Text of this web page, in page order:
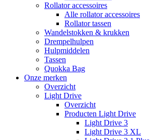
Rollator accessoires
Alle rollator accessoires
Rollator tassen
Wandelstokken & krukken
Drempelhulpen
Hulpmiddelen
Tassen
Quokka Bag
Onze merken
Overzicht
Light Drive
Overzicht
Producten Light Drive
Light Drive 3
Light Drive 3 XL